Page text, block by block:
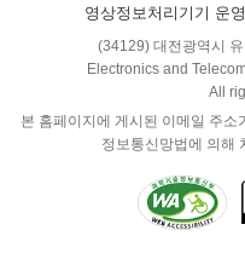
영상정보처리기기 운
(34129) 대전광역시
Electronics and
All
본 홈페이지에 게시된 이메일 주소
정보통신망법에 의해